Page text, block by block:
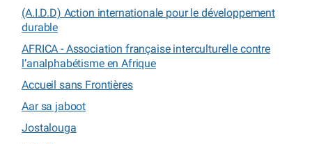
(A.I.D.D) Action internationale pour le développement
durable
AFRICA - Association française interculturelle contre
l’analphabétisme en Afrique
Accueil sans Frontières
Aar sa jaboot
Jostalouga